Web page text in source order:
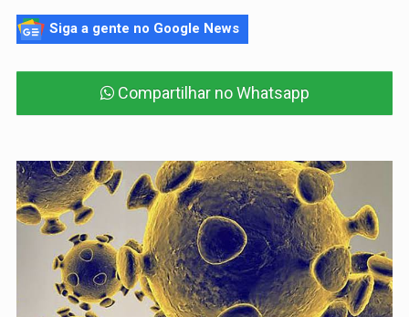
Siga a gente no Google News
Compartilhar no Whatsapp